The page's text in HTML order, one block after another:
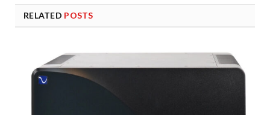
RELATED POSTS